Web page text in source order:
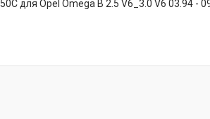
для Opel Omega B 2.5 V6_3.0 V6 03.94 -